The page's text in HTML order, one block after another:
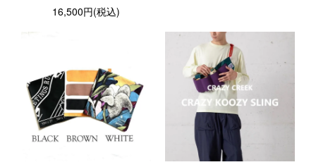
16,500円(税込)